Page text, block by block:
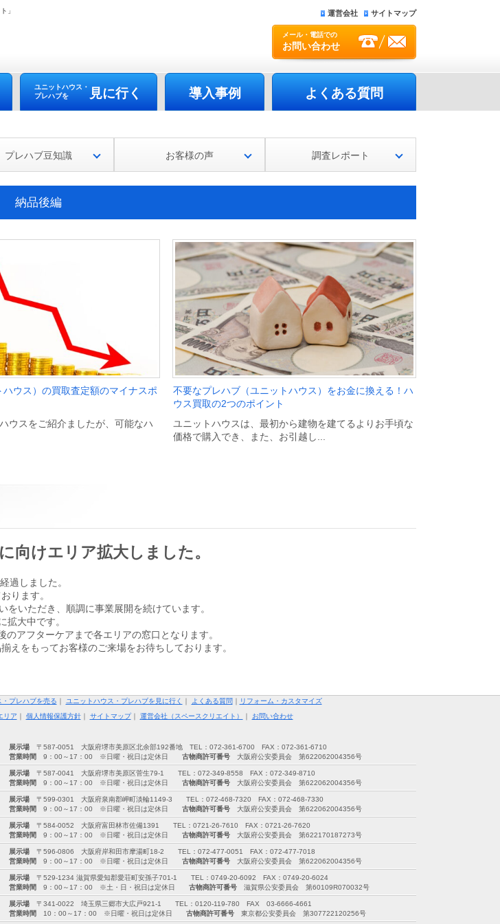
」
メール・電話での
お問い合わせ
運営会社 サイトマップ
ユニットハウス・
プレハブを
見に行く 導入事例 よくある質問
プレハブ豆知識 お客様の声 調査レポート
納品後編
ウス）の買取査定額のマイナスポ
ウスをご紹介ましたが、可能なハ
不要なプレハブ（ユニットハウス）をお金に換える！ハ
ウス買取の2つのポイント
ユニットハウスは、最初から建物を建てるよりお手頃な
価格で購入でき、また、お引越し...
向けエリア拡大しました。
過しました。
ります。
いただき、順調に事業展開を続けています。
大中です。
アフターケアまで各エリアの窓口となります。
えをもってお客様のご来場をお待ちしております。
・プレハブを売る ｜ ユニットハウス・プレハブを見に行く ｜ よくある質問 ｜
リフォーム・カスタマイズ
リア ｜ 個人情報保護方針｜ サイトマップ｜ 運営会社（スペースクリエイト） ｜ お問い合わせ
展示場 〒587-0051 大阪府堺市美原区北余部192番地 TEL：072-361-6700 FAX：072-361-6710
営業時間 9：00～17：00 ※日曜・祝日は定休日 古物商許可番号 大阪府公安委員会 第622062004356号
展示場 〒587-0041 大阪府堺市美原区菅生79-1 TEL：072-349-8558 FAX：072-349-8710
営業時間 9：00～17：00 ※日曜・祝日は定休日 古物商許可番号 大阪府公安委員会 第622062004356号
展示場 〒599-0301 大阪府泉南郡岬町淡輪1149-3 TEL：072-468-7320 FAX：072-468-7330
営業時間 9：00～17：00 ※日曜・祝日は定休日 古物商許可番号 大阪府公安委員会 第622062004356号
展示場 〒584-0052 大阪府富田林市佐備1391 TEL：0721-26-7610 FAX：0721-26-7620
営業時間 9：00～17：00 ※日曜・祝日は定休日 古物商許可番号 大阪府公安委員会 第622170187273号
展示場 〒596-0806 大阪府岸和田市摩湯町18-2 TEL：072-477-0051 FAX：072-477-7018
営業時間 9：00～17：00 ※日曜・祝日は定休日 古物商許可番号 大阪府公安委員会 第622062004356号
展示場 〒529-1234 滋賀県愛知郡愛荘町安孫子701-1 TEL：0749-20-6092 FAX：0749-20-6024
営業時間 9：00～17：00 ※土・日・祝日は定休日 古物商許可番号 滋賀県公安委員会 第60109R070032号
展示場 〒341-0022 埼玉県三郷市大広戸921-1 TEL：0120-119-780 FAX 03-6666-4661
営業時間 10：00～17：00 ※日曜・祝日は定休日 古物商許可番号 東京都公安委員会 第307722120256号